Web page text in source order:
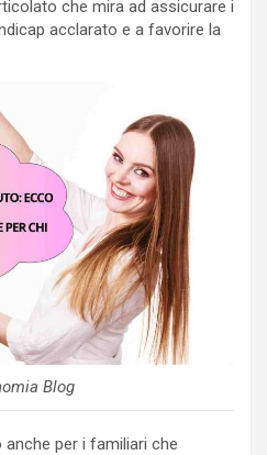
che mira ad assicurare i
acclarato e a favorire la
Blog
per i familiari che